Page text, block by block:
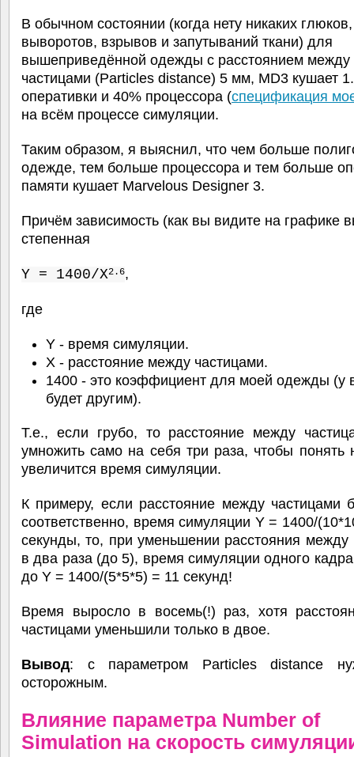
В обычном состоянии (когда нету никаких глюков,
выворотов, взрывов и запутываний ткани) для
вышеприведённой одежды с расстоянием между
частицами (Particles distance) 5 мм, MD3 кушает
оперативки и 40% процессора (спецификация
на всём процессе симуляции.
Таким образом, я выяснил, что чем больше
одежде, тем больше процессора и тем больше
памяти кушает Marvelous Designer 3.
Причём зависимость (как вы видите на графике
степенная
Y = 1400/X2.6,
где
Y - время симуляции.
X - расстояние между частицами.
1400 - это коэффициент для моей одежды (у
будет другим).
Т.е., если грубо, то расстояние между
умножить само на себя три раза, чтобы понять
увеличится время симуляции.
К примеру, если расстояние между частицами
соответственно, время симуляции Y = 1400/
секунды, то, при уменьшении расстояния между
в два раза (до 5), время симуляции одного кадра
до Y = 1400/(5*5*5) = 11 секунд!
Время выросло в восемь(!) раз, хотя
частицами уменьшили только в двое.
Вывод: с параметром Particles distance
осторожным.
Влияние параметра Number of
Simulation на скорость